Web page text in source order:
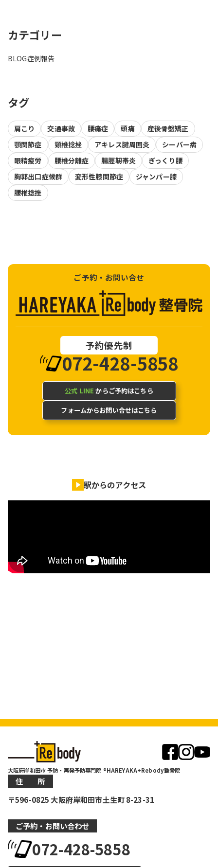
カテゴリー
BLOG症例報告
タグ
肩こり 交通事故 腰痛症 頭痛
産後骨盤矯正
顎関節症
頸椎捻挫 アキレス腱周囲炎
シーバー病
眼精疲労
腰椎分離症 腸脛靭帯炎
ぎっくり腰
胸郭出口症候群
変形性膝関節症
ジャンパー膝
腰椎捻挫
ご予約・お問い合せ
予約優先制
072-428-5858
公式 LINE からご予約はこちら
フォームからお問い合せはこちら
駅からのアクセス
大阪府岸和田市 予防・再発予防専門院 ®HAREYAKA+Rebody整骨院
住 所
〒596-0825 大阪府岸和田市土生町 8-23-31
ご予約・お問い合わせ
072-428-5858